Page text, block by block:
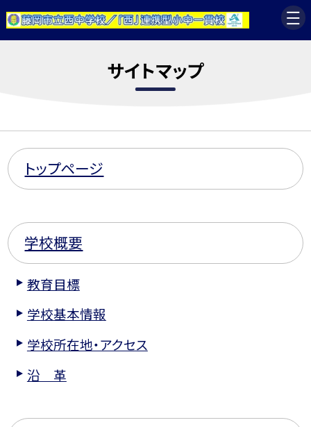
サイトマップ
トップページ
学校概要
教育目標
学校基本情報
学校所在地・アクセス
沿 革